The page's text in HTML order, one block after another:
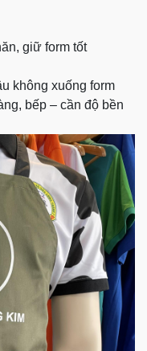
giữ form tốt
không xuống form
bếp – cần độ bền